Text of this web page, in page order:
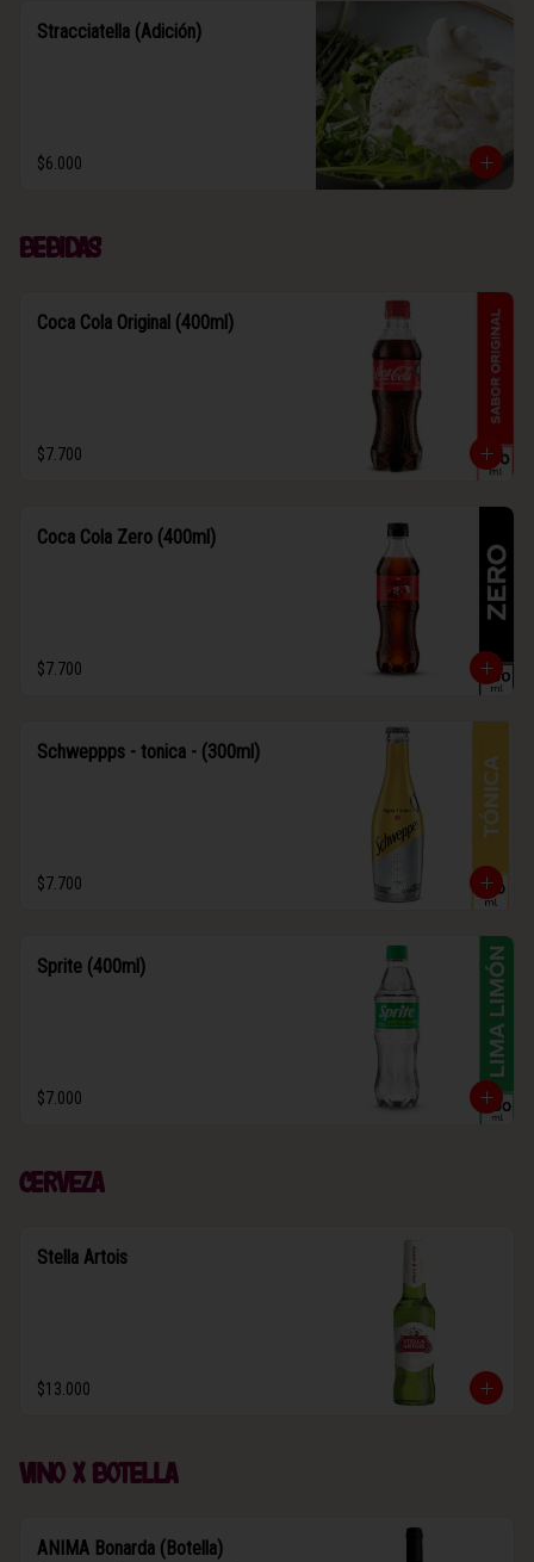
Stracciatella (Adición)
$6.000
Bebidas
Coca Cola Original (400ml)
$7.700
Coca Cola Zero (400ml)
$7.700
Schweppps - tonica - (300ml)
$7.700
Sprite (400ml)
$7.000
Cerveza
Stella Artois
$13.000
Vino x botella
ANIMA Bonarda (Botella)